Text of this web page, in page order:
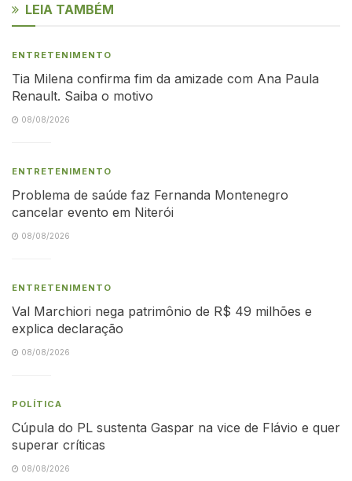
LEIA TAMBÉM
ENTRETENIMENTO
Tia Milena confirma fim da amizade com Ana Paula
Renault. Saiba o motivo
08/08/2026
ENTRETENIMENTO
Problema de saúde faz Fernanda Montenegro
cancelar evento em Niterói
08/08/2026
ENTRETENIMENTO
Val Marchiori nega patrimônio de R$ 49 milhões e
explica declaração
08/08/2026
POLÍTICA
Cúpula do PL sustenta Gaspar na vice de Flávio e quer
superar críticas
08/08/2026